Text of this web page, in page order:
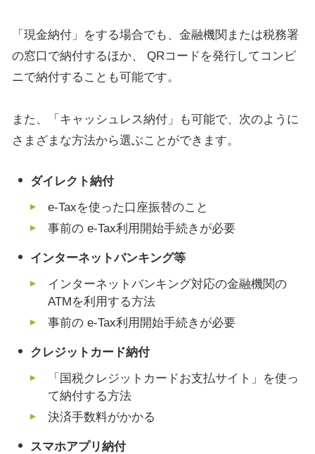
「現金納付」をする場合でも、金融機関または税務署
の窓口で納付するほか、 QRコードを発行してコンビ
ニで納付することも可能です。
また、「キャッシュレス納付」も可能で、次のように
さまざまな方法から選ぶことができます。
ダイレクト納付
e-Taxを使った口座振替のこと
事前の e-Tax利用開始手続きが必要
インターネットバンキング等
インターネットバンキング対応の金融機関の
ATMを利用する方法
事前の e-Tax利用開始手続きが必要
クレジットカード納付
「国税クレジットカードお支払サイト」を使っ
て納付する方法
決済手数料がかかる
スマホアプリ納付